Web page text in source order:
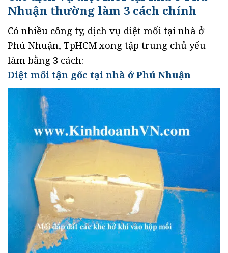
Nhuận thường làm 3 cách chính
Có nhiều công ty, dịch vụ diệt mối tại nhà ở
Phú Nhuận, TpHCM xong tập trung chủ yếu
làm bằng 3 cách:
Diệt mối tận gốc tại nhà ở Phú Nhuận